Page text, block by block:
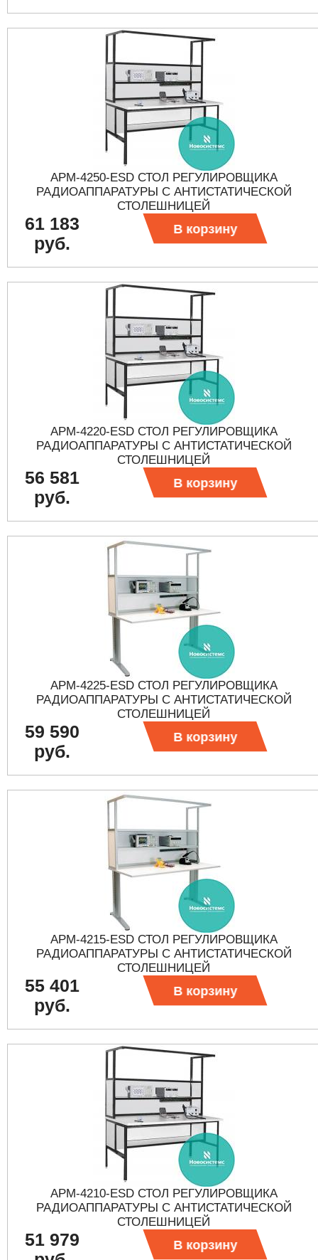
АРМ-4250-ESD СТОЛ РЕГУЛИРОВЩИКА
РАДИОАППАРАТУРЫ С АНТИСТАТИЧЕСКОЙ
СТОЛЕШНИЦЕЙ
61 183
руб.
В корзину
АРМ-4220-ESD СТОЛ РЕГУЛИРОВЩИКА
РАДИОАППАРАТУРЫ С АНТИСТАТИЧЕСКОЙ
СТОЛЕШНИЦЕЙ
56 581
руб.
В корзину
АРМ-4225-ESD СТОЛ РЕГУЛИРОВЩИКА
РАДИОАППАРАТУРЫ С АНТИСТАТИЧЕСКОЙ
СТОЛЕШНИЦЕЙ
59 590
руб.
В корзину
АРМ-4215-ESD СТОЛ РЕГУЛИРОВЩИКА
РАДИОАППАРАТУРЫ С АНТИСТАТИЧЕСКОЙ
СТОЛЕШНИЦЕЙ
55 401
руб.
В корзину
АРМ-4210-ESD СТОЛ РЕГУЛИРОВЩИКА
РАДИОАППАРАТУРЫ С АНТИСТАТИЧЕСКОЙ
СТОЛЕШНИЦЕЙ
51 979
В корзину